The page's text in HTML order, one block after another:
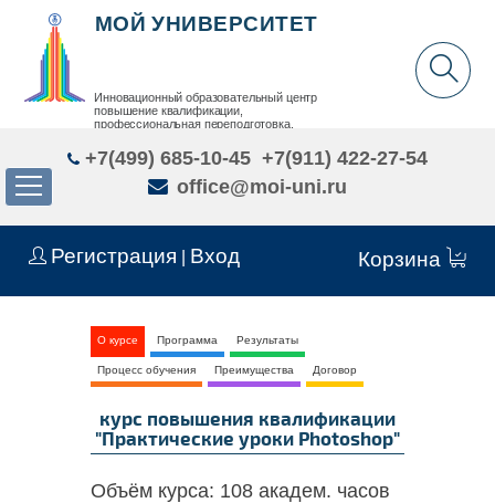
Регистрация Вход Корзина
МОЙ УНИВЕРСИТЕТ
Инновационный образовательный центр
повышение квалификации,
профессиональная переподготовка,
+7(499) 685-10-45 +7(911) 422-27-54
office@moi-uni.ru
О курсе Программа Результаты
Процесс обучения Преимущества Договор
курс повышения квалификации
"Практические уроки Photoshop"
Объём курса: 108 академ. часов